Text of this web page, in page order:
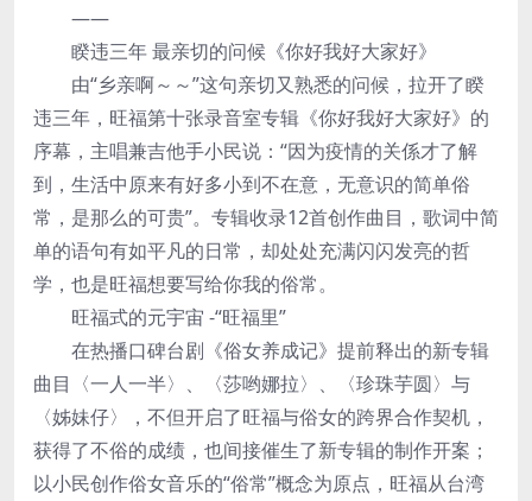
——
睽违三年 最亲切的问候《你好我好大家好》
由“乡亲啊～～”这句亲切又熟悉的问候，拉开了睽
违三年，旺福第十张录音室专辑《你好我好大家好》的
序幕，主唱兼吉他手小民说：“因为疫情的关係才了解
到，生活中原来有好多小到不在意，无意识的简单俗
常，是那么的可贵”。专辑收录12首创作曲目，歌词中简
单的语句有如平凡的日常，却处处充满闪闪发亮的哲
学，也是旺福想要写给你我的俗常。
旺福式的元宇宙 -“旺福里”
在热播口碑台剧《俗女养成记》提前释出的新专辑
曲目〈一人一半〉、〈莎哟娜拉〉、〈珍珠芋圆〉与
〈姊妹仔〉，不但开启了旺福与俗女的跨界合作契机，
获得了不俗的成绩，也间接催生了新专辑的制作开案；
以小民创作俗女音乐的“俗常”概念为原点，旺福从台湾